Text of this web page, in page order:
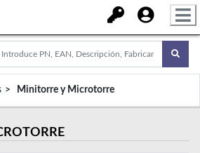
Minitorre y Microtorre